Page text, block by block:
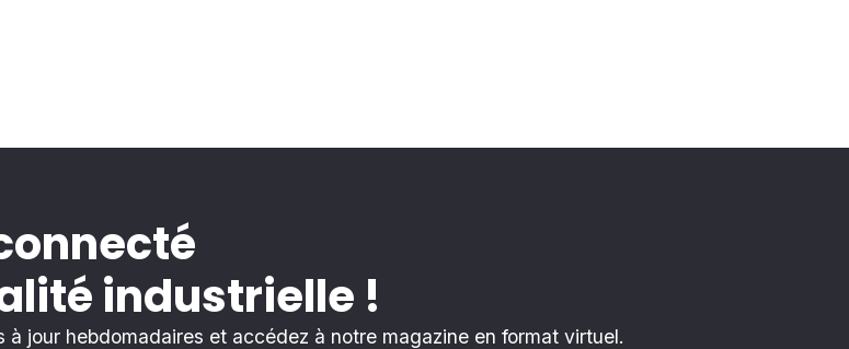
industrielle !
à jour hebdomadaires et accédez à notre magazine en format virtuel.